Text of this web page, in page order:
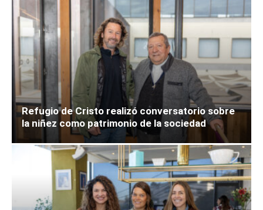
Refugio de Cristo realizó conversatorio sobre
la niñez como patrimonio de la sociedad